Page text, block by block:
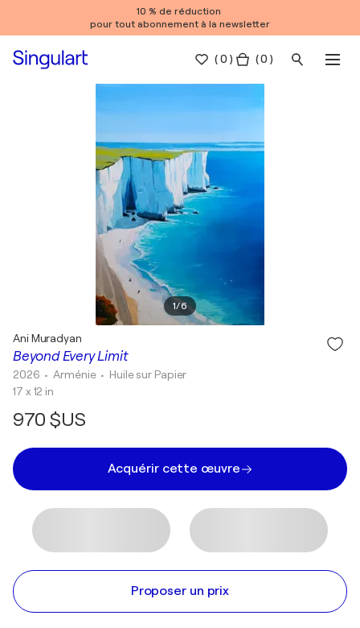
10 % de réduction
pour tout abonnement à la newsletter
(0 ) ( 0 )
1/6
Beyond Every Limit
Ani Muradyan
2026 • Arménie • Huile sur Papier
17 x 12 in
970 $US
Acquérir cette œuvre
Proposer un prix